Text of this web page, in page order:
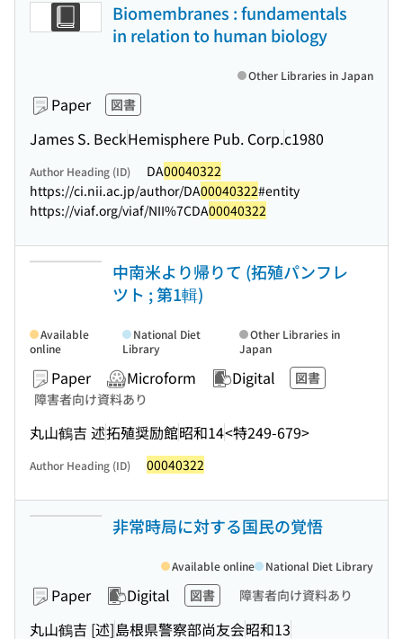
Biomembranes : fundamentals
in relation to human biology
Paper 図書
James S. BeckHemisphere Pub. Corp.c1980
Other Libraries in Japan
Author Heading (ID) DA00040322
https://ci.nii.ac.jp/author/DA00040322#entity
https://viaf.org/viaf/NII%7CDA00040322
中南米より帰りて (拓殖パンフレ
ツト ; 第1輯)
Paper Microform Digital
図書
障害者向け資料あり
丸山鶴吉 述拓殖奨励館昭和14<特249-679>
Available
online
National Diet
Library
Other Libraries in
Japan
Author Heading (ID) 00040322
非常時局に対する国民の覚悟
Paper Digital 図書 障害者向け資料あり
丸山鶴吉 [述]島根県警察部尚友会昭和13
Available online National Diet Library